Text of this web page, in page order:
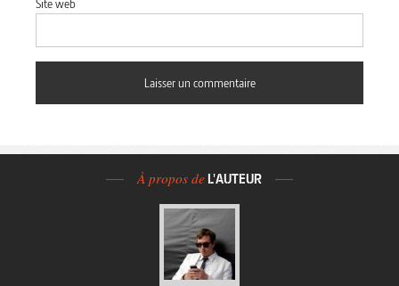
Site web
À propos de L'AUTEUR